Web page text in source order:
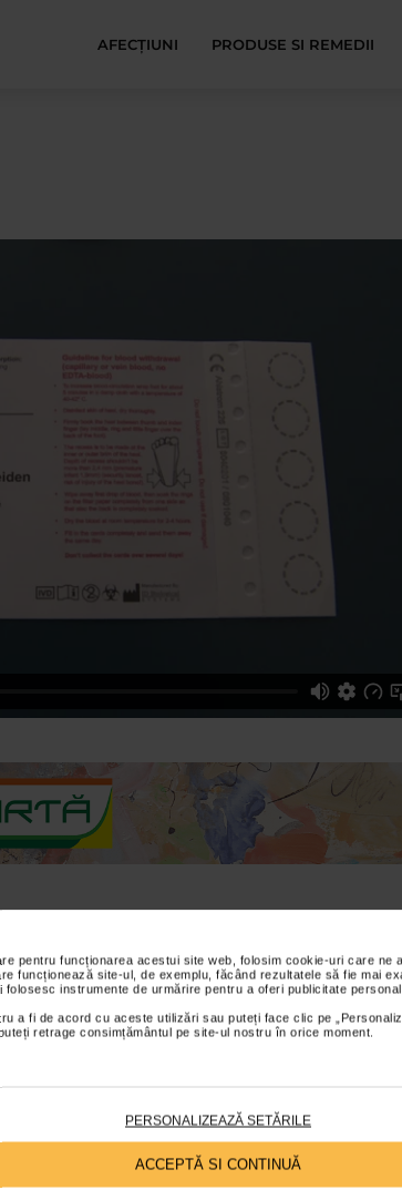
pentru funcționarea acestui site web, folosim cookie-uri care ne
funcționează site-ul, de exemplu, făcând rezultatele să fie mai
instrumente de urmărire pentru a oferi publicitate
a fi de acord cu aceste utilizări sau puteți face clic pe
retrage consimțământul pe site-ul nostru în orice moment.
PERSONALIZEAZĂ SETĂRILE
ACCEPTĂ SI CONTINUĂ
AFECŢIUNI PRODUSE SI REMEDII
in premiera, pentru Romania, se poate efectua
congenitale.